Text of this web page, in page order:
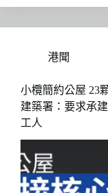
港聞
小欖簡約公屋 23
建築署：要求承
工人